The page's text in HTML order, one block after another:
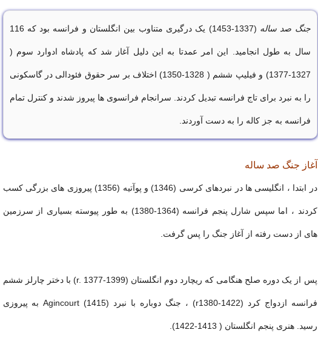
جنگ صد ساله (1337-1453) یک درگیری متناوب بین انگلستان و فرانسه بود که 116
سال به طول انجامید. این امر عمدتا به این دلیل آغاز شد که پادشاه ادوارد سوم (
1327-1377) و فیلیپ ششم ( 1328-1350) اختلاف بر سر حقوق فئودالی در گاسکونی
را به نبرد برای تاج فرانسه تبدیل کردند. سرانجام فرانسوی ها پیروز شدند و کنترل تمام
فرانسه به جز کاله را به دست آوردند.
آغاز جنگ صد ساله
در ابتدا ، انگلیسی ها در نبردهای کرسی (1346) و پوآتیه (1356) پیروزی های بزرگی کسب
کردند ، اما سپس شارل پنجم فرانسه (1364-1380) به طور پیوسته بسیاری از سرزمین
های از دست رفته از آغاز جنگ را پس گرفت.
پس از یک دوره صلح هنگامی که ریچارد دوم انگلستان (r. 1377-1399) با دختر چارلز ششم
فرانسه ازدواج کرد (r1380-1422) ، جنگ دوباره با نبرد Agincourt (1415) به پیروزی
رسید. هنری پنجم انگلستان ( 1413-1422).